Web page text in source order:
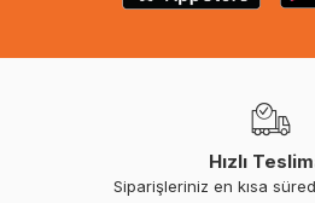
Hızlı
Siparişleriniz en kısa